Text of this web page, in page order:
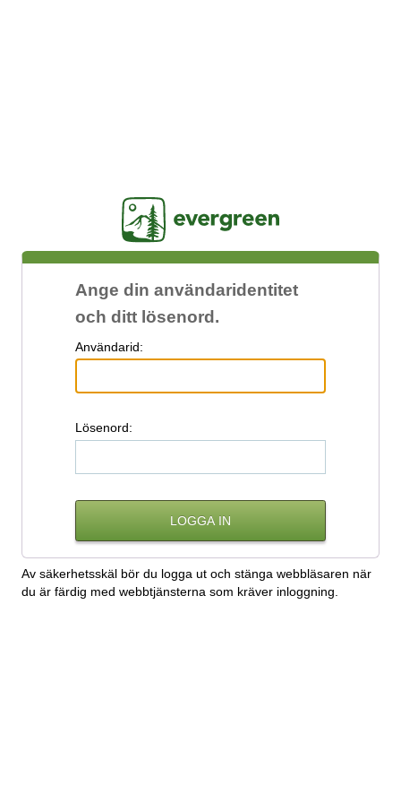
Ange din användaridentitet
och ditt lösenord.
Användarid:
Lösenord:
Av säkerhetsskäl bör du logga ut och stänga webbläsaren när
du är färdig med webbtjänsterna som kräver inloggning.